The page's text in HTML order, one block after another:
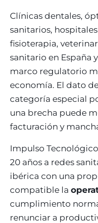
Clínicas dentales,
sanitarios,
fisioterapia,
sanitario en España
marco regulatorio
economía. El dato
categoría especial
una brecha puede
facturación y
Impulso
20 años a redes
ibérica con una
compatible la
cumplimiento
renunciar a